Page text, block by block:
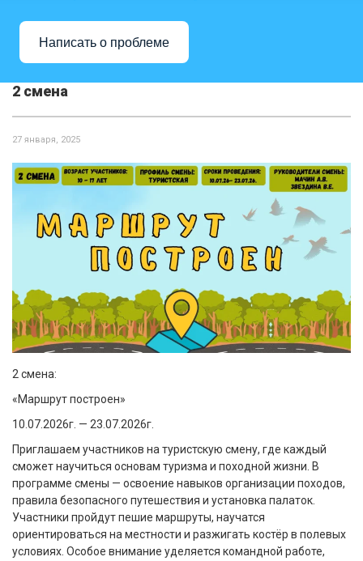
Написать о проблеме
2 смена
27 января, 2025
2 смена:
«Маршрут построен»
10.07.2026г. — 23.07.2026г.
Приглашаем участников на туристскую смену, где каждый
сможет научиться основам туризма и походной жизни. В
программе смены — освоение навыков организации походов,
правила безопасного путешествия и установка палаток.
Участники пройдут пешие маршруты, научатся
ориентироваться на местности и разжигать костёр в полевых
условиях. Особое внимание уделяется командной работе,